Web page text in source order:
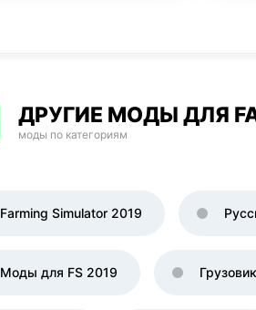
ДРУГИЕ МОДЫ ДЛЯ
моды по категориям
Farming Simulator 2019
Моды для FS 2019